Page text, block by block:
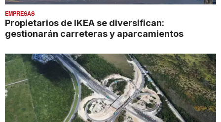
EMPRESAS
Propietarios de IKEA se diversifican:
gestionarán carreteras y aparcamientos